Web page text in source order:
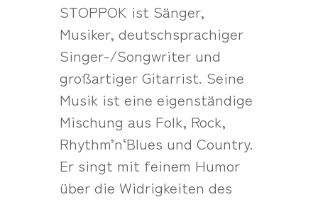
STOPPOK ist Sänger,
Musiker, deutschsprachiger
Singer-/Songwriter und
großartiger Gitarrist. Seine
Musik ist eine eigenständige
Mischung aus Folk, Rock,
Rhythm’n‘Blues und Country.
Er singt mit feinem Humor
über die Widrigkeiten des